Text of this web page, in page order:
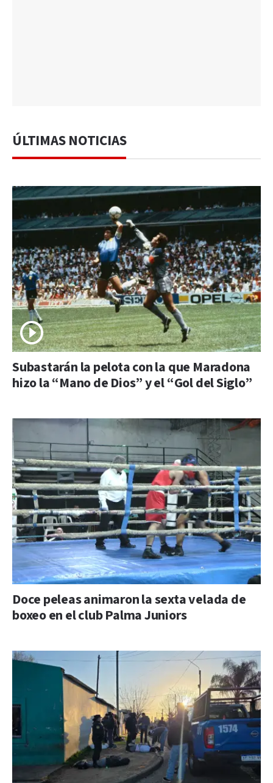
ÚLTIMAS NOTICIAS
Subastarán la pelota con la que Maradona
hizo la “Mano de Dios” y el “Gol del Siglo”
Doce peleas animaron la sexta velada de
boxeo en el club Palma Juniors